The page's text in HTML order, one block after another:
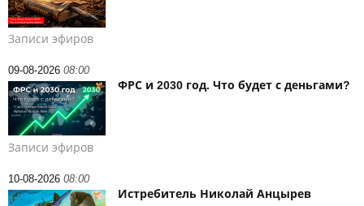
Записи эфиров
09-08-2026 08:00
ФРС и 2030 год. Что будет с деньгами?
Записи эфиров
10-08-2026 08:00
Истребитель Николай Анцырев